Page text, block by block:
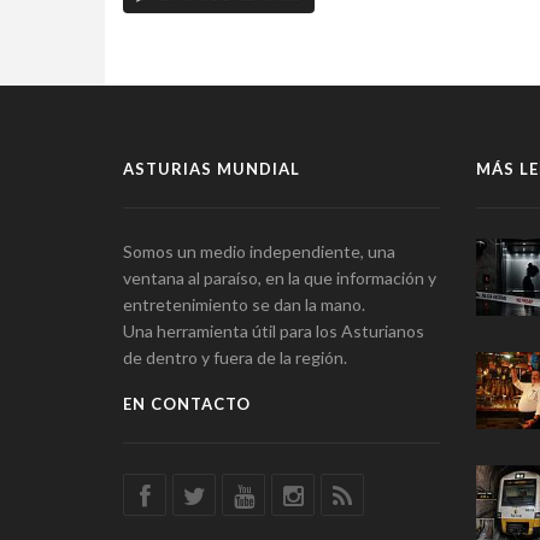
ASTURIAS MUNDIAL
Somos un medio independiente, una
ventana al paraíso, en la que información y
entretenimiento se dan la mano.
Una herramienta útil para los Asturianos
de dentro y fuera de la región.
EN CONTACTO
MÁS